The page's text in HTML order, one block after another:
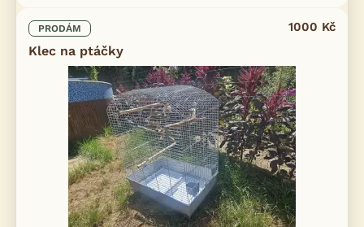
PRODÁM
Klec na ptáčky
1000 Kč